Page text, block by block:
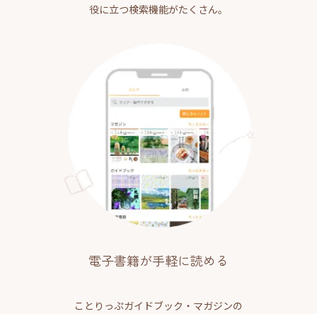
役に立つ検索機能がたくさん。
電子書籍が手軽に読める
ことりっぷガイドブック・マガジンの